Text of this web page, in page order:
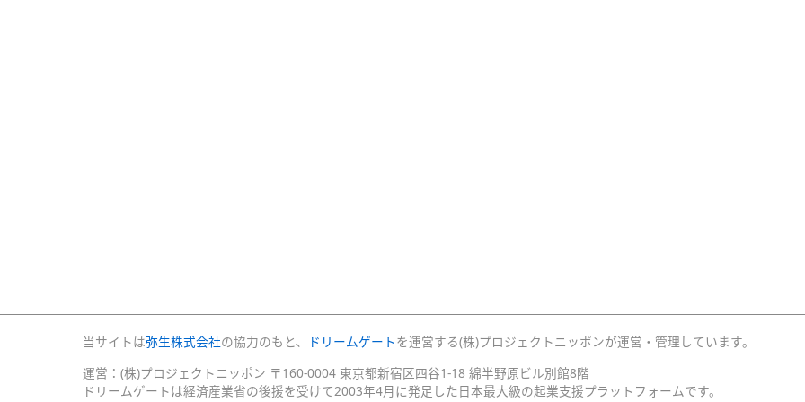
当サイトは弥生株式会社の協力のもと、 ドリームゲートを運営する(株)プロジェクトニッポンが運営・管理しています。
運営：(株)プロジェクトニッポン 〒160-0004 東京都新宿区四谷1-18 綿半野原ビル別館8階
ドリームゲートは経済産業省の後援を受けて2003年4月に発足した日本最大級の起業支援プラットフォームです。